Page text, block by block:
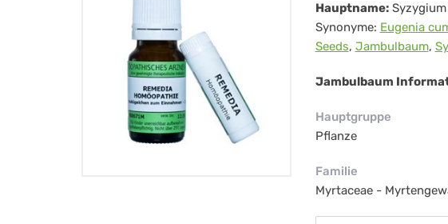
Hauptname:
Synonyme: Eugenia
Seeds, Jambulbaum,
Jambulbaum
Hauptgruppe
Pflanze
Familie
Myrtaceae -